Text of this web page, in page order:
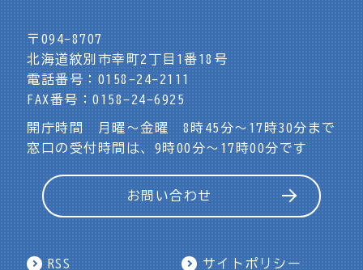
〒094-8707
北海道紋別市幸町2丁目1番18号
電話番号：0158-24-2111
FAX番号：0158-24-6925
開庁時間 月曜～金曜 8時45分～17時30分まで
窓口の受付時間は、9時00分～17時00分です
お問い合わせ
RSS サイトポリシー